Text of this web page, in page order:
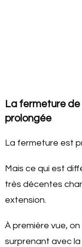
La fermeture
prolongée
La fermeture est
Mais ce qui est
très décentes
extension.
À première vue, on
surprenant avec la